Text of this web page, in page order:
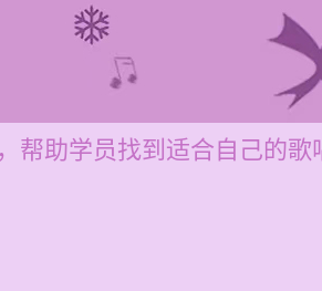
帮助学员找到适合自己的歌